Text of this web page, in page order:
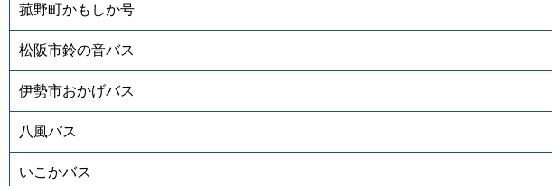
菰野町かもしか号
松阪市鈴の音バス
伊勢市おかげバス
八風バス
いこかバス